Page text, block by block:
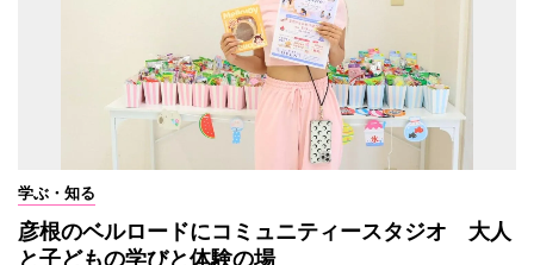
学ぶ・知る
彦根のベルロードにコミュニティースタジオ 大人
と子どもの学びと体験の場